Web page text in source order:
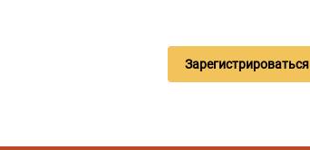
Зарегистрироваться